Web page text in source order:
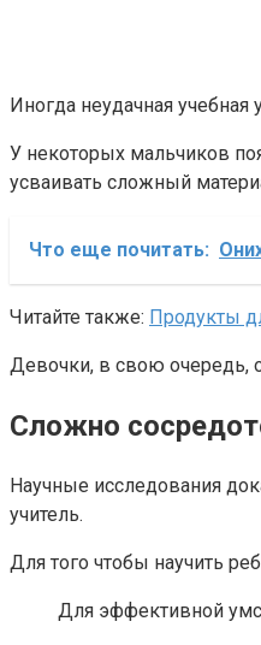
Иногда неудачная
У некоторых мальчиков
усваивать сложный
Что еще почитать:
Читайте также: Продукты
Девочки, в свою очередь,
Сложно
Научные исследования
учитель.
Для того чтобы научить
Для эффективной